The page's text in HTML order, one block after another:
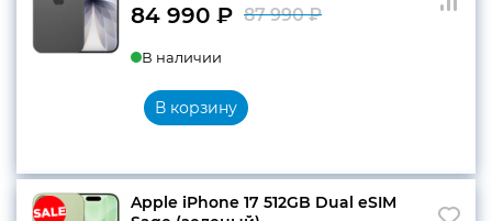
87 990₽
84 990 ₽
В наличии
В корзину
Apple iPhone 17 512GB Dual eSIM